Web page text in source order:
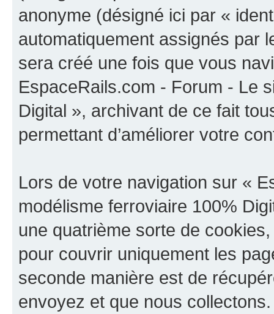
anonyme (désigné ici par «
automatiquement assignés par
sera créé une fois que vous
EspaceRails.com - Forum - Le
Digital », archivant de ce fait
permettant d’améliorer votre
Lors de votre navigation sur «
modélisme ferroviaire 100%
une quatrième sorte de
pour couvrir uniquement les
seconde manière est de
envoyez et que nous